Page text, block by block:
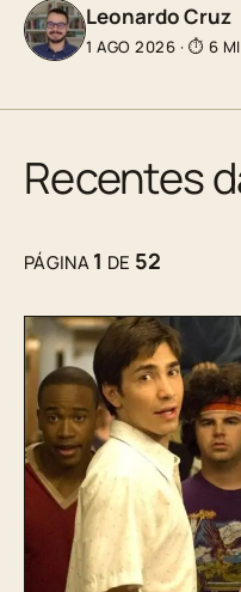
Leonardo Cruz
1 AGO 2026 · ⏱ 6
Recentes
PÁGINA1 DE 52